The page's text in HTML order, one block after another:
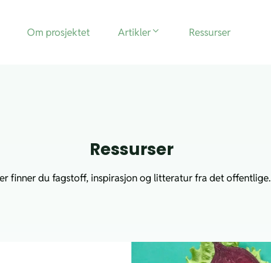
Om prosjektet Artikler Ressurser
Ressurser
finner du fagstoff, inspirasjon og litteratur fra det offentlige.